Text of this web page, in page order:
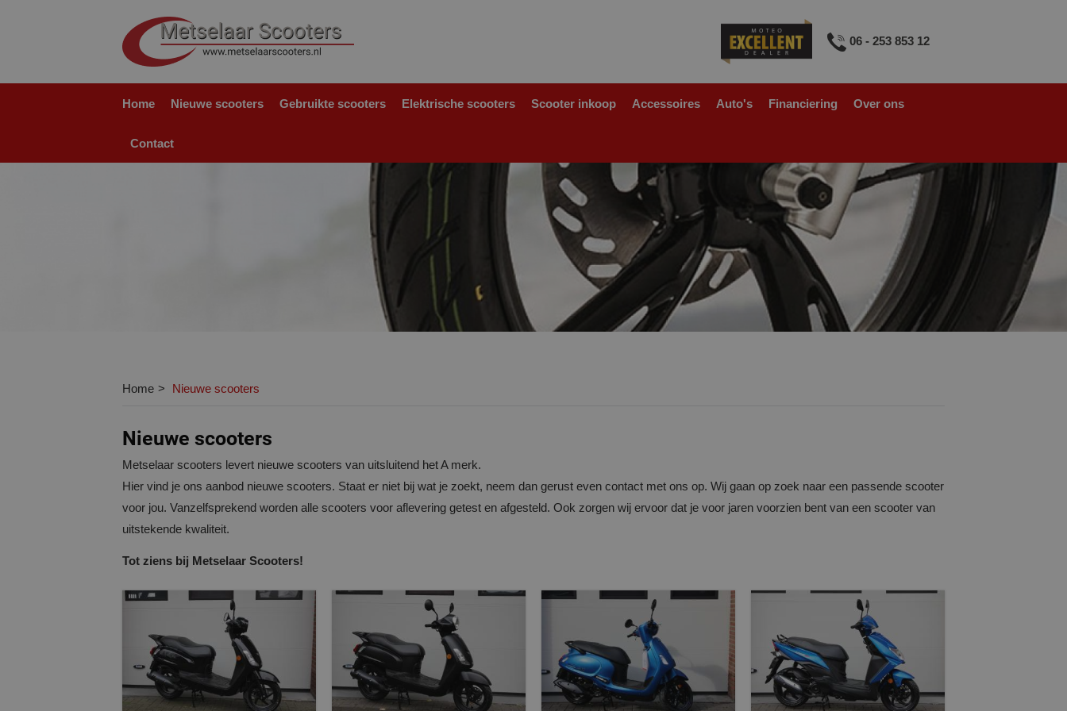
06 - 253 853 12
Home Nieuwe scooters Gebruikte scooters Elektrische scooters Scooter inkoop Accessoires Auto's Financiering Over ons
Contact
Home Nieuwe scooters
Nieuwe scooters
Metselaar scooters levert nieuwe scooters van uitsluitend het A merk.
Hier vind je ons aanbod nieuwe scooters. Staat er niet bij wat je zoekt, neem dan gerust even contact met ons op. Wij gaan op zoek naar een passende scooter
voor jou. Vanzelfsprekend worden alle scooters voor aflevering getest en afgesteld. Ook zorgen wij ervoor dat je voor jaren voorzien bent van een scooter van
uitstekende kwaliteit.
Tot ziens bij Metselaar Scooters!